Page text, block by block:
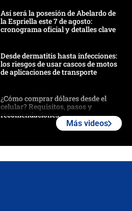
Así será la posesión de Abelardo de
la Espriella este 7 de agosto:
cronograma oficial y detalles clave
Desde dermatitis hasta infecciones:
los riesgos de usar cascos de motos
de aplicaciones de transporte
¿Cómo comprar dólares desde el
celular? Requisitos, pasos y
recomendaciones
Más videos